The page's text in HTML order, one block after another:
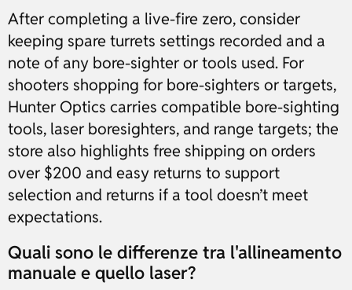
After completing a live-fire zero, consider
keeping spare turrets settings recorded and a
note of any bore-sighter or tools used. For
shooters shopping for bore-sighters or targets,
Hunter Optics carries compatible bore-sighting
tools, laser boresighters, and range targets; the
store also highlights free shipping on orders
over $200 and easy returns to support
selection and returns if a tool doesn’t meet
expectations.
Quali sono le differenze tra l'allineamento
manuale e quello laser?